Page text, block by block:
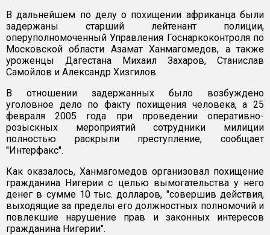
В дальнейшем по делу о похищении африканца были
задержаны старший лейтенант полиции,
оперуполномоченный Управления Госнаркоконтроля по
Московской области Азамат Ханмагомедов, а также
уроженцы Дагестана Михаил Захаров, Станислав
Самойлов и Александр Хизгилов.
В отношении задержанных было возбуждено
уголовное дело по факту похищения человека, а 25
февраля 2005 года при проведении оперативно-
розыскных мероприятий сотрудники милиции
полностью раскрыли преступление, сообщает
"Интерфакс".
Как оказалось, Ханмагомедов организовал похищение
гражданина Нигерии с целью вымогательства у него
денег в сумме 10 тыс. долларов, "совершив действия,
выходящие за пределы его должностных полномочий и
повлекшие нарушение прав и законных интересов
гражданина Нигерии".